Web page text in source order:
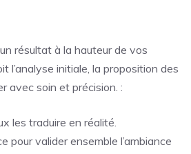
résultat à la hauteur de vos
initiale, la proposition des
avec soin et précision. :
les traduire en réalité.
pour valider ensemble l’ambiance